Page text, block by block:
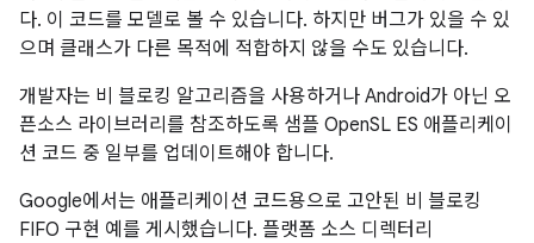
다. 이 코드를 모델로 볼 수 있습니다. 하지만 버그가 있을 수 있
으며 클래스가 다른 목적에 적합하지 않을 수도 있습니다.
개발자는 비 블로킹 알고리즘을 사용하거나 Android가 아닌 오
픈소스 라이브러리를 참조하도록 샘플 OpenSL ES 애플리케이
션 코드 중 일부를 업데이트해야 합니다.
Google에서는 애플리케이션 코드용으로 고안된 비 블로킹
FIFO 구현 예를 게시했습니다. 플랫폼 소스 디렉터리